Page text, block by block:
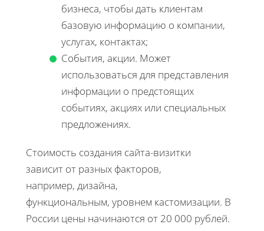
бизнеса, чтобы дать клиентам
базовую информацию о компании,
услугах, контактах;
События, акции. Может
использоваться для представления
информации о предстоящих
событиях, акциях или специальных
предложениях.
Стоимость создания сайта-визитки
зависит от разных факторов,
например, дизайна,
функциональным, уровнем кастомизации. В
России цены начинаются от 20 000 рублей.